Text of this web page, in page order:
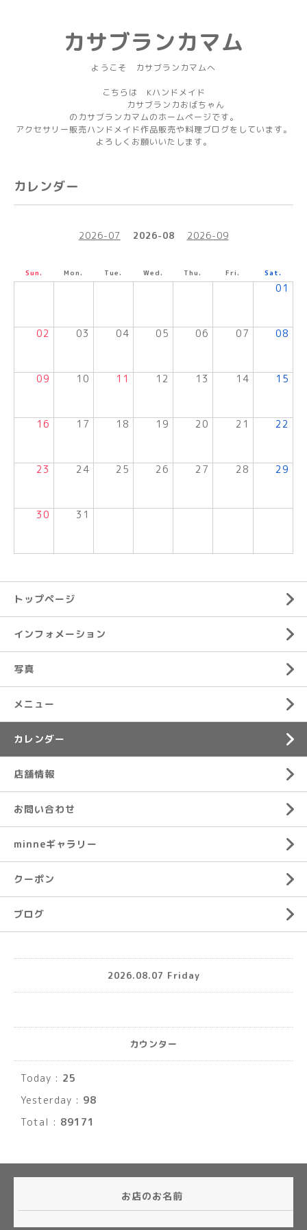
カサブランカマム
ようこそ カサブランカマムへ
こちらは Kハンドメイド
カサブランカおばちゃん
のカサブランカマムのホームページです。
アクセサリー販売ハンドメイド作品販売や料理ブログをしています。
よろしくお願いいたします。
カレンダー
2026-07 2026-08 2026-09
Sun. Mon. Tue. Wed. Thu. Fri. Sat.
01
02 03 04 05 06 07 08
09 10 11 12 13 14 15
16 17 18 19 20 21 22
23 24 25 26 27 28 29
30 31
トップページ
インフォメーション
写真
メニュー
カレンダー
店舗情報
お問い合わせ
minneギャラリー
クーポン
ブログ
2026.08.07 Friday
カウンター
Today : 25
Yesterday : 98
Total : 89171
お店のお名前